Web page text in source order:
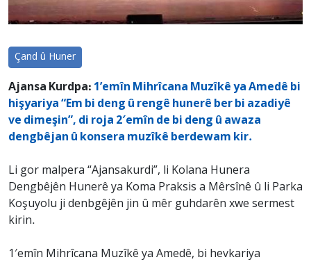
Çand û Huner
Ajansa Kurdpa: 1’emîn Mihrîcana Muzîkê ya Amedê bi
hişyariya “Em bi deng û rengê hunerê ber bi azadiyê
ve dimeşin”, di roja 2′emîn de bi deng û awaza
dengbêjan û konsera muzîkê berdewam kir.
Li gor malpera “Ajansakurdi”, li Kolana Hunera
Dengbêjên Hunerê ya Koma Praksis a Mêrsînê û li Parka
Koşuyolu ji denbgêjên jin û mêr guhdarên xwe sermest
kirin.
1′emîn Mihrîcana Muzîkê ya Amedê, bi hevkariya